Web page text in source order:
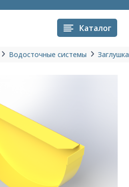
Каталог
Водосточные системы